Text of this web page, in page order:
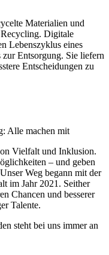
Materialien und
Digitale
Lebenszyklus eines
Entsorgung. Sie liefern
Entscheidungen zu
Alle machen mit
Vielfalt und Inklusion.
– und geben
Weg begann mit der
im Jahr 2021. Seither
Chancen und besserer
Talente.
steht bei uns immer an